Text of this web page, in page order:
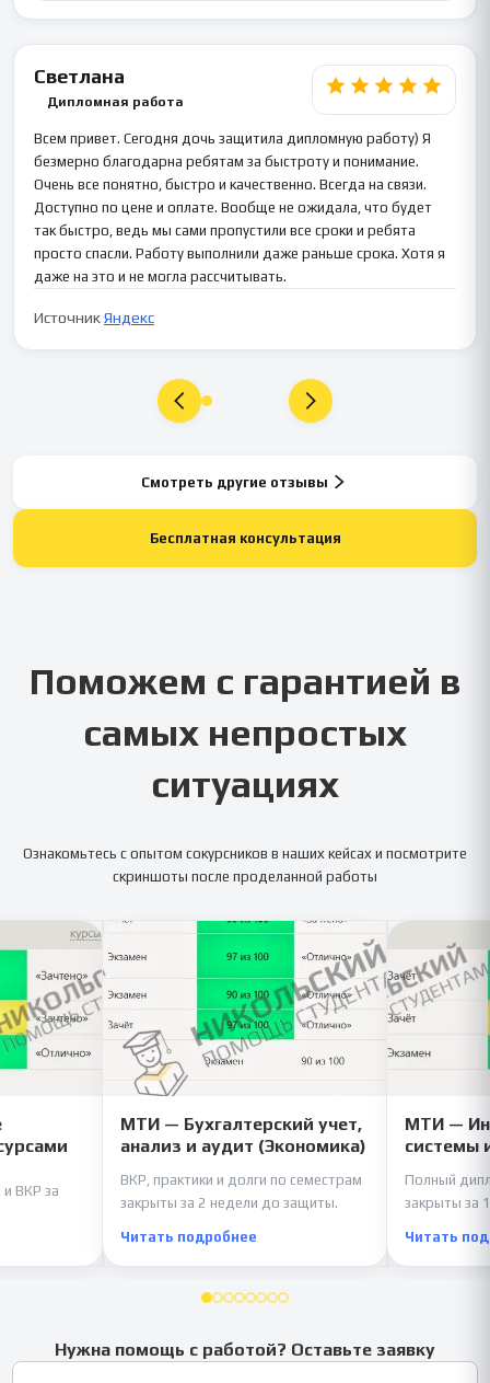
Светлана
Дипломная работа
Всем привет. Сегодня дочь защитила дипломную работу) Я
безмерно благодарна ребятам за быстроту и понимание.
Очень все понятно, быстро и качественно. Всегда на связи.
Доступно по цене и оплате. Вообще не ожидала, что будет
так быстро, ведь мы сами пропустили все сроки и ребята
просто спасли. Работу выполнили даже раньше срока. Хотя я
даже на это и не могла рассчитывать.
ИсточникЯндекс
Смотреть другие отзывы
Бесплатная консультация
Поможем с гарантией в
самых непростых
ситуациях
Ознакомьтесь с опытом сокурсников в наших кейсах и посмотрите
скриншоты после проделанной работы
и ВКР за
МТИ — Бухгалтерский учет,
анализ и аудит (Экономика)
ВКР, практики и долги по семестрам
закрыты за 2 недели до защиты.
Читать подробнее
МТИ —
системы
Полный
закрыты за
Читать
Нужна помощь с работой? Оставьте заявку